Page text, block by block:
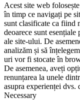
Acest site web
în timp ce navigați pe
sunt clasificate ca fiind
deoarece sunt
ale site-ului. De
analizăm și să
uri vor fi stocate în
De asemenea, aveți
renunțarea la unele
asupra experienței dvs.
Necessary